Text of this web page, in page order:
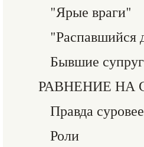
"Ярые враги"
"Распавшийся
Бывшие
РАВНЕНИЕ НА
Правда
Роли